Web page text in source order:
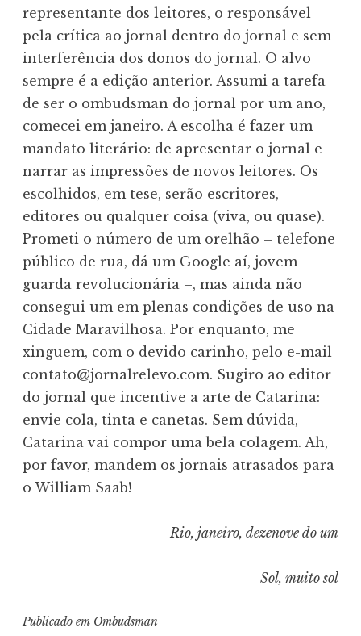
representante dos leitores, o responsável
pela crítica ao jornal dentro do jornal e sem
interferência dos donos do jornal. O alvo
sempre é a edição anterior. Assumi a tarefa
de ser o ombudsman do jornal por um ano,
comecei em janeiro. A escolha é fazer um
mandato literário: de apresentar o jornal e
narrar as impressões de novos leitores. Os
escolhidos, em tese, serão escritores,
editores ou qualquer coisa (viva, ou quase).
Prometi o número de um orelhão – telefone
público de rua, dá um Google aí, jovem
guarda revolucionária –, mas ainda não
consegui um em plenas condições de uso na
Cidade Maravilhosa. Por enquanto, me
xinguem, com o devido carinho, pelo e-mail
contato@jornalrelevo.com. Sugiro ao editor
do jornal que incentive a arte de Catarina:
envie cola, tinta e canetas. Sem dúvida,
Catarina vai compor uma bela colagem. Ah,
por favor, mandem os jornais atrasados para
o William Saab!
Rio, janeiro, dezenove do um
Sol, muito sol
Publicado em Ombudsman